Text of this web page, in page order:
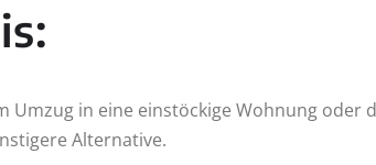
Umzug in eine einstöckige Wohnung oder
Alternative.